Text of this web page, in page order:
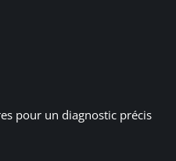
pour un diagnostic précis